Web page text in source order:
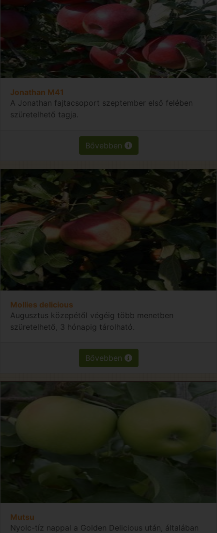
Jonathan M41
A Jonathan fajtacsoport szeptember első felében
szüretelhető tagja.
Bővebben
Mollies delicious
Augusztus közepétől végéig több menetben
szüretelhető, 3 hónapig tárolható.
Bővebben
Mutsu
Nyolc-tíz nappal a Golden Delicious után, általában